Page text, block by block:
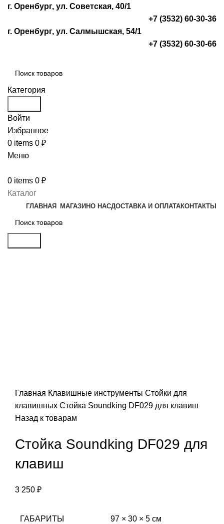
г. Оренбург, ул. Советская, 40/1
+7 (3532) 60-30-36
г. Оренбург, ул. Салмышская, 54/1
+7 (3532) 60-30-66
Категория
Войти
Избранное
0 items 0 ₽
Меню
0 items 0 ₽
Каталог
ГЛАВНАЯ МАГАЗИНО НАСДОСТАВКА И ОПЛАТАКОНТАКТЫ
Главная Клавишные инструменты Стойки для
клавишных Стойка Soundking DF029 для клавиш
Назад к товарам
Стойка Soundking DF029 для
клавиш
3 250 ₽
ГАБАРИТЫ 97 × 30 × 5 см